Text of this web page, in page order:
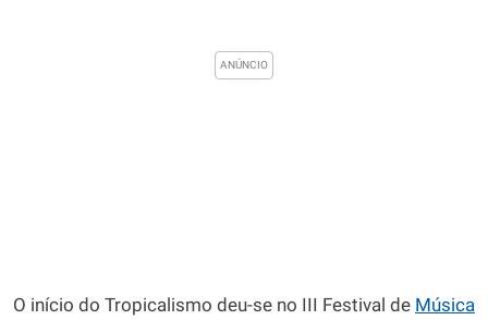
O início do Tropicalismo deu-se no III Festival de Música